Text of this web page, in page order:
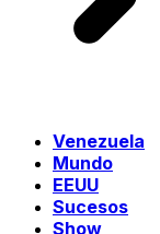
Venezuela
Mundo
EEUU
Sucesos
Show